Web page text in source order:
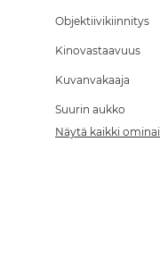
images
Objektiivikiinnitys
Kinovastaavuus
Kuvanvakaaja
Suurin aukko
Näytä kaikki